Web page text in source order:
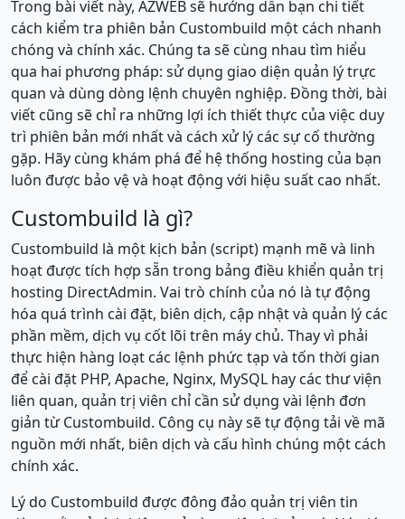
Trong bài viết này, AZWEB sẽ hướng dẫn bạn chi tiết
cách kiểm tra phiên bản Custombuild một cách nhanh
chóng và chính xác. Chúng ta sẽ cùng nhau tìm hiểu
qua hai phương pháp: sử dụng giao diện quản lý trực
quan và dùng dòng lệnh chuyên nghiệp. Đồng thời, bài
viết cũng sẽ chỉ ra những lợi ích thiết thực của việc duy
trì phiên bản mới nhất và cách xử lý các sự cố thường
gặp. Hãy cùng khám phá để hệ thống hosting của bạn
luôn được bảo vệ và hoạt động với hiệu suất cao nhất.
Custombuild là gì?
Custombuild là một kịch bản (script) mạnh mẽ và linh
hoạt được tích hợp sẵn trong bảng điều khiển quản trị
hosting DirectAdmin. Vai trò chính của nó là tự động
hóa quá trình cài đặt, biên dịch, cập nhật và quản lý các
phần mềm, dịch vụ cốt lõi trên máy chủ. Thay vì phải
thực hiện hàng loạt các lệnh phức tạp và tốn thời gian
để cài đặt PHP, Apache, Nginx, MySQL hay các thư viện
liên quan, quản trị viên chỉ cần sử dụng vài lệnh đơn
giản từ Custombuild. Công cụ này sẽ tự động tải về mã
nguồn mới nhất, biên dịch và cấu hình chúng một cách
chính xác.
Lý do Custombuild được đông đảo quản trị viên tin